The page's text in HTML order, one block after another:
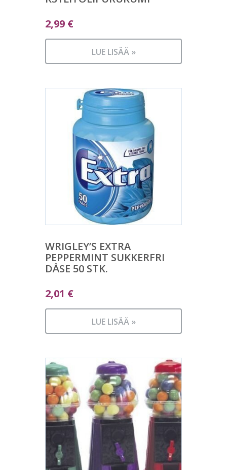
2,99 €
LUE LISÄÄ »
WRIGLEY’S EXTRA
PEPPERMINT SUKKERFRI
DÅSE 50 STK.
2,01 €
LUE LISÄÄ »